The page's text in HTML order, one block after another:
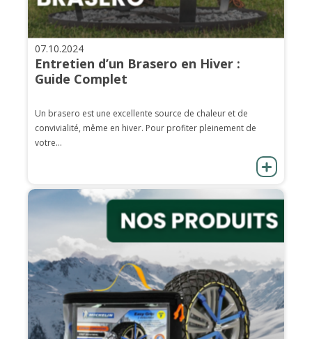
07.10.2024
Entretien d’un Brasero en Hiver :
Guide Complet
Un brasero est une excellente source de chaleur et de
convivialité, même en hiver. Pour profiter pleinement de
votre...